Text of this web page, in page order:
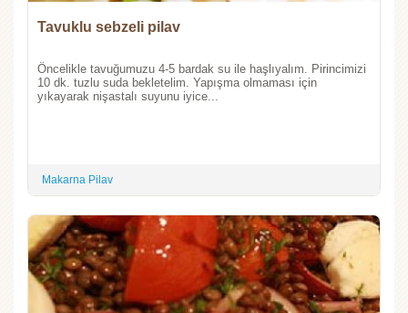
Tavuklu sebzeli pilav
Öncelikle tavuğumuzu 4-5 bardak su ile haşlıyalım. Pirincimizi
10 dk. tuzlu suda bekletelim. Yapışma olmaması için
yıkayarak nişastalı suyunu iyice...
Makarna Pilav